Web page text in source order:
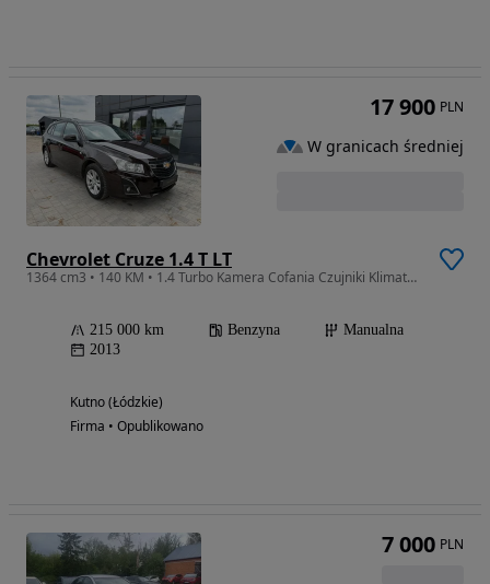
Chevrolet Cruze 1.4 T LT
1364 cm3 • 140 KM • 1.4 Turbo Kamera Cofania Czujniki Klimatyzacja Elektryczne Szyby
215 000 km Benzyna
Manualna
2013
Kutno (Łódzkie)
Firma • Opublikowano
17 900 PLN
W granicach średniej
7 000 PLN